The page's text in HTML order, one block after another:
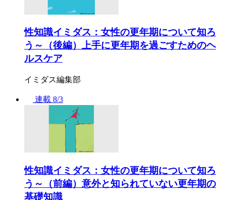
性知識イミダス：女性の更年期について知ろ
う～（後編）上手に更年期を過ごすためのヘ
ルスケア
イミダス編集部
連載 8/3
性知識イミダス：女性の更年期について知ろ
う～（前編）意外と知られていない更年期の
基礎知識